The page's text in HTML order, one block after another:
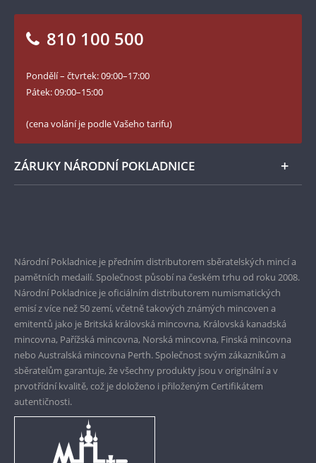
Numismatické novinky
Zásady používání souborů cookie
Blog Pokladnice mincí
Facebook Národní Pokladnice
Twitter Národní Pokladnice
810 100 500
Pondělí – čtvrtek: 09:00–17:00
Pátek: 09:00–15:00
(cena volání je podle Vašeho tarifu)
ZÁRUKY NÁRODNÍ POKLADNICE
Garance nejvyšší kvality
Pouze originální produkty
Národní Pokladnice je předním distributorem sběratelských mincí a
pamětních medailí. Společnost působí na českém trhu od roku 2008.
Národní Pokladnice je oficiálním distributorem numismatických
emisí z více než 50 zemí, včetně takových známých mincoven a
emitentů jako je Britská královská mincovna, Královská kanadská
mincovna, Pařížská mincovna, Norská mincovna, Finská mincovna
nebo Australská mincovna Perth. Společnost svým zákazníkům a
sběratelům garantuje, že všechny produkty jsou v originální a v
prvotřídní kvalitě, což je doloženo i přiloženým Certifikátem
autentičnosti.